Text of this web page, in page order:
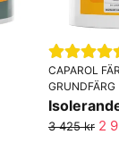
CAPAROL
GRUNDFÄRG
3 425 kr 2
Skicka fråga